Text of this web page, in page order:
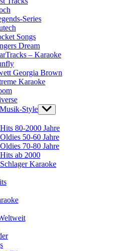
Series
Songs
Dream
– Karaoke
Georgia Brown
Karaoke
Style Show
sub
menu
80-2000 Jahre
50-60 Jahre
70-80 Jahre
ab 2000
Karaoke